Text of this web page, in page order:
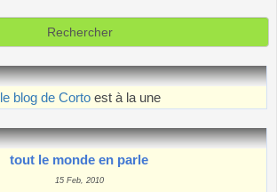
le blog de Cortoest à la une
tout le monde en parle
15 Feb, 2010